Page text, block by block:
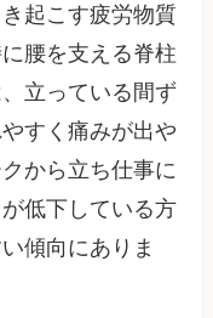
起こす疲労物質
腰を支える脊柱
立っている間ず
すく痛みが出や
から立ち仕事に
低下している方
傾向にありま